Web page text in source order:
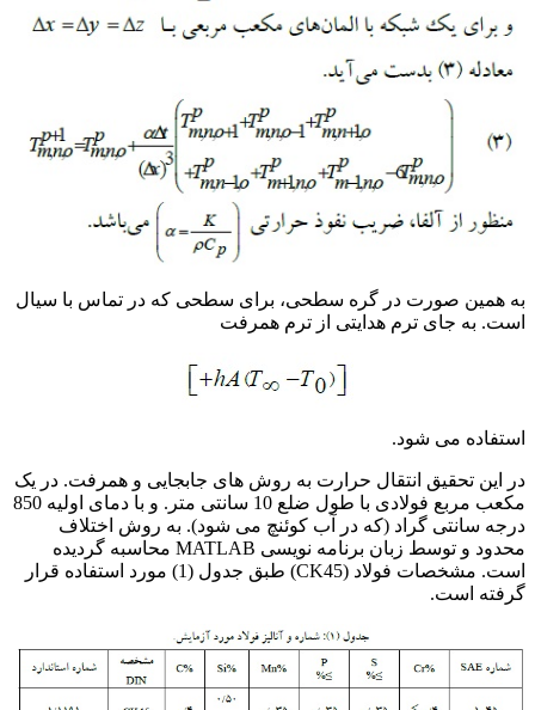
به همین صورت در گره سطحی، برای سطحی که در تماس با سیال
است. به جای ترم هدایتی از ترم همرفت
استفاده می شود.
در این تحقیق انتقال حرارت به روش های جابجایی و همرفت. در یک
مکعب مربع فولادی با طول ضلع 10 سانتی متر. و با دمای اولیه 850
درجه سانتی گراد (که در آب کوئنچ می شود). به روش اختلاف
محدود و توسط زبان برنامه نویسی MATLAB محاسبه گردیده
است. مشخصات فولاد (CK45) طبق جدول (1) مورد استفاده قرار
گرفته است.